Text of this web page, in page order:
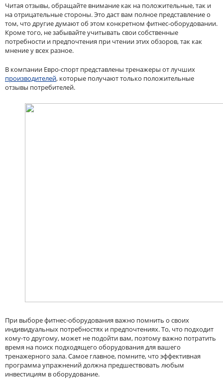
Читая отзывы, обращайте внимание как на положительные, так и
на отрицательные стороны. Это даст вам полное представление о
том, что другие думают об этом конкретном фитнес-оборудовании.
Кроме того, не забывайте учитывать свои собственные
потребности и предпочтения при чтении этих обзоров, так как
мнение у всех разное.
В компании Евро-спорт представлены тренажеры от лучших
производителей, которые получают только положительные
отзывы потребителей.
При выборе фитнес-оборудования важно помнить о своих
индивидуальных потребностях и предпочтениях. То, что подходит
кому-то другому, может не подойти вам, поэтому важно потратить
время на поиск подходящего оборудования для вашего
тренажерного зала. Самое главное, помните, что эффективная
программа упражнений должна предшествовать любым
инвестициям в оборудование.